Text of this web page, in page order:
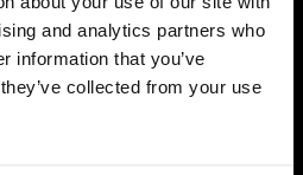
and analytics partners who
information that you’ve
collected from your use